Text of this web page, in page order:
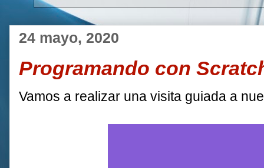
24 mayo, 2020
Programando con
Vamos a realizar una visita guiada a